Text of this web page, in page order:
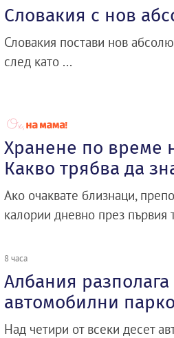
Словакия с нов
Словакия постави нов
след като ...
Хранене по време
Какво трябва да
Ако очаквате близнаци,
калории дневно през първия
8 часа
Албания
автомобилни
Над четири от всеки десет